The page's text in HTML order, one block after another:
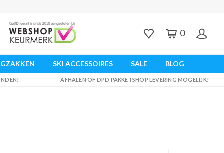
0
SKI ACCESSOIRES SALE BLOG
AFHALEN OF DPD PAKKETSHOP LEVERING MOGELIJK!